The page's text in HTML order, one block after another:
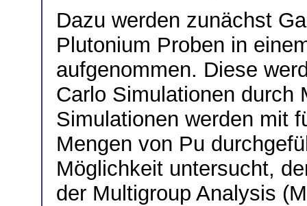
Dazu werden zunächst
Plutonium Proben in
aufgenommen. Diese
Carlo Simulationen durch
Simulationen werden mit
Mengen von Pu
Möglichkeit untersucht,
der Multigroup Analysis